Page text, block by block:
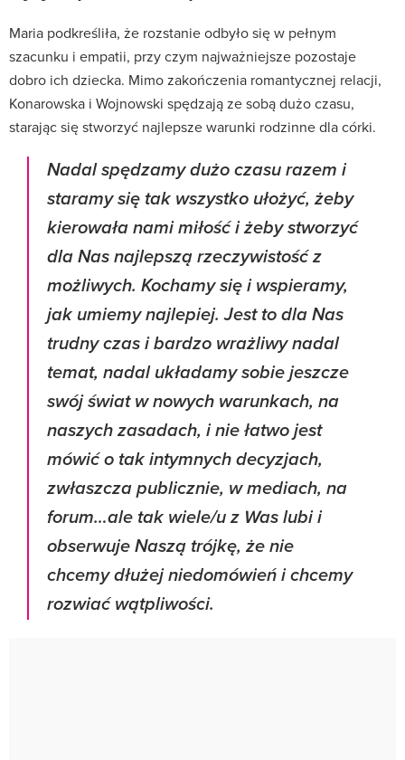
Maria podkreśliła, że rozstanie odbyło się w pełnym
szacunku i empatii, przy czym najważniejsze pozostaje
dobro ich dziecka. Mimo zakończenia romantycznej relacji,
Konarowska i Wojnowski spędzają ze sobą dużo czasu,
starając się stworzyć najlepsze warunki rodzinne dla córki.
Nadal spędzamy dużo czasu razem i
staramy się tak wszystko ułożyć, żeby
kierowała nami miłość i żeby stworzyć
dla Nas najlepszą rzeczywistość z
możliwych. Kochamy się i wspieramy,
jak umiemy najlepiej. Jest to dla Nas
trudny czas i bardzo wrażliwy nadal
temat, nadal układamy sobie jeszcze
swój świat w nowych warunkach, na
naszych zasadach, i nie łatwo jest
mówić o tak intymnych decyzjach,
zwłaszcza publicznie, w mediach, na
forum…ale tak wiele/u z Was lubi i
obserwuje Naszą trójkę, że nie
chcemy dłużej niedomówień i chcemy
rozwiać wątpliwości.